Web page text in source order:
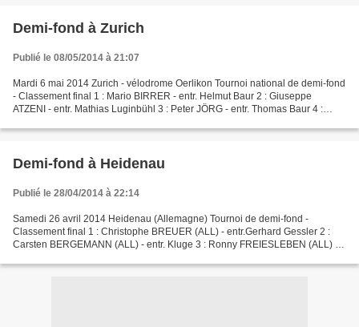
Demi-fond à Zurich
Publié le 08/05/2014 à 21:07
Mardi 6 mai 2014 Zurich - vélodrome Oerlikon Tournoi national de demi-fond
- Classement final 1 : Mario BIRRER - entr. Helmut Baur 2 : Giuseppe
ATZENI - entr. Mathias Luginbühl 3 : Peter JÖRG - entr. Thomas Baur 4 :
Demi-fond à Heidenau
Publié le 28/04/2014 à 22:14
Samedi 26 avril 2014 Heidenau (Allemagne) Tournoi de demi-fond -
Classement final 1 : Christophe BREUER (ALL) - entr.Gerhard Gessler 2 :
Carsten BERGEMANN (ALL) - entr. Kluge 3 : Ronny FREIESLEBEN (ALL) -